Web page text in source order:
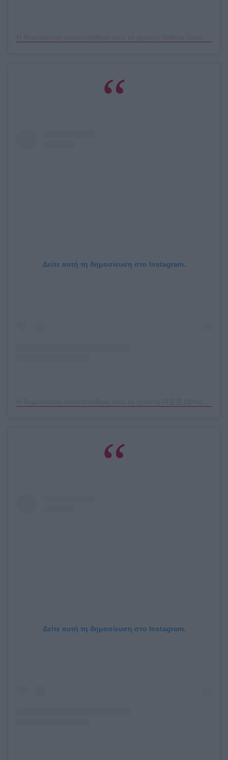
Δείτε αυτή τη δημοσίευση στο Instagram.
Δείτε αυτή τη δημοσίευση στο Instagram.